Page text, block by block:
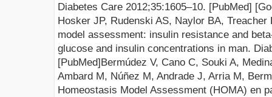
Diabetes Care 2012;35:1605–10. [PubMed] [
Hosker JP, Rudenski AS, Naylor BA,
model assessment: insulin resistance and
glucose and insulin concentrations in man.
[PubMed]Bermúdez V, Cano C, Souki A,
Ambard M, Núñez M, Andrade J, Arria M,
Homeostasis Model Assessment (HOMA) en